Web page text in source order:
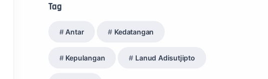
8. SPAM Sosial Media
Tag
Antar Kedatangan
Kepulangan Lanud Adisutjipto